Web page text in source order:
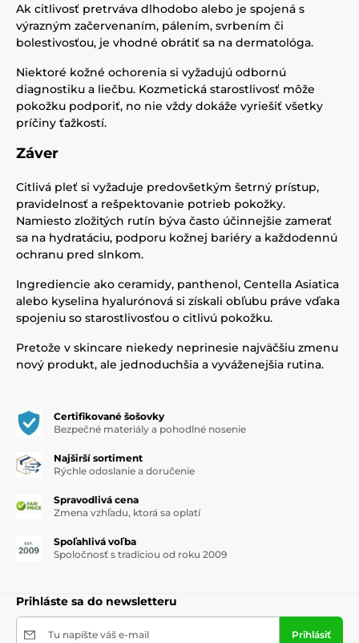
Ak citlivosť pretrváva dlhodobo alebo je spojená s
výrazným začervenaním, pálením, svrbením či
bolestivosťou, je vhodné obrátiť sa na dermatológa.
Niektoré kožné ochorenia si vyžadujú odbornú
diagnostiku a liečbu. Kozmetická starostlivosť môže
pokožku podporiť, no nie vždy dokáže vyriešiť všetky
príčiny ťažkostí.
Záver
Citlivá pleť si vyžaduje predovšetkým šetrný prístup,
pravidelnosť a rešpektovanie potrieb pokožky.
Namiesto zložitých rutín býva často účinnejšie zamerať
sa na hydratáciu, podporu kožnej bariéry a každodennú
ochranu pred slnkom.
Ingrediencie ako ceramidy, panthenol, Centella Asiatica
alebo kyselina hyalurónová si získali obľubu práve vďaka
spojeniu so starostlivosťou o citlivú pokožku.
Pretože v skincare niekedy neprinesie najväčšiu zmenu
nový produkt, ale jednoduchšia a vyváženejšia rutina.
Certifikované šošovky
Bezpečné materiály a pohodlné nosenie
Najširší sortiment
Rýchle odoslanie a doručenie
Spravodlivá cena
Zmena vzhľadu, ktorá sa oplatí
Spoľahlivá voľba
Spoločnosť s tradíciou od roku 2009
Prihláste sa do newsletteru
Tu napíšte váš e-mail Prihlásiť